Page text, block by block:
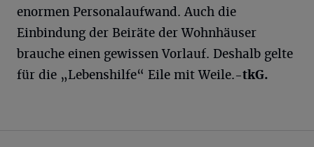
enormen Personalaufwand. Auch die
Einbindung der Beiräte der Wohnhäuser
brauche einen gewissen Vorlauf. Deshalb gelte
für die „Lebenshilfe“ Eile mit Weile.-tkG.